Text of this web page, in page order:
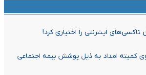
تاکسی‌های اینترنتی را اختیاری کرد!
مددجوی کمیته امداد به ذیل پوشش بیمه اجتماعی